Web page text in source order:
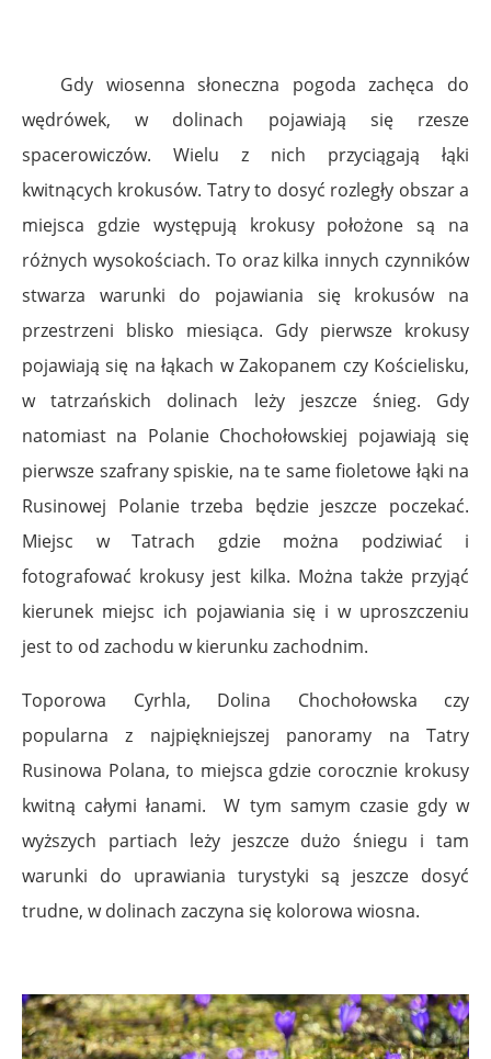
Gdy wiosenna słoneczna pogoda zachęca do
wędrówek, w dolinach pojawiają się rzesze
spacerowiczów. Wielu z nich przyciągają łąki
kwitnących krokusów. Tatry to dosyć rozległy obszar a
miejsca gdzie występują krokusy położone są na
różnych wysokościach. To oraz kilka innych czynników
stwarza warunki do pojawiania się krokusów na
przestrzeni blisko miesiąca. Gdy pierwsze krokusy
pojawiają się na łąkach w Zakopanem czy Kościelisku,
w tatrzańskich dolinach leży jeszcze śnieg. Gdy
natomiast na Polanie Chochołowskiej pojawiają się
pierwsze szafrany spiskie, na te same fioletowe łąki na
Rusinowej Polanie trzeba będzie jeszcze poczekać.
Miejsc w Tatrach gdzie można podziwiać i
fotografować krokusy jest kilka. Można także przyjąć
kierunek miejsc ich pojawiania się i w uproszczeniu
jest to od zachodu w kierunku zachodnim.
Toporowa Cyrhla, Dolina Chochołowska czy
popularna z najpiękniejszej panoramy na Tatry
Rusinowa Polana, to miejsca gdzie corocznie krokusy
kwitną całymi łanami.W tym samym czasie gdy w
wyższych partiach leży jeszcze dużo śniegu i tam
warunki do uprawiania turystyki są jeszcze dosyć
trudne, w dolinach zaczyna się kolorowa wiosna.